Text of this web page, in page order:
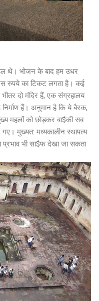
थे। भोजन के बाद हम उधर
रुपये का टिकट लगता है। कई
दो मंदिर हैं, एक संग्रहालय
हैं। अनुमान है कि ये बैरक,
महलों को छोड़कर बा$की सब
मुख्यत: मध्यकालीन स्थापत्य
भी सा$फ देखा जा सकता